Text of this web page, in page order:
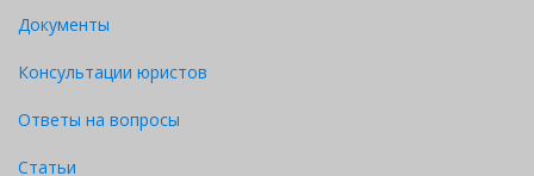
Документы
Консультации юристов
Ответы на вопросы
Статьи